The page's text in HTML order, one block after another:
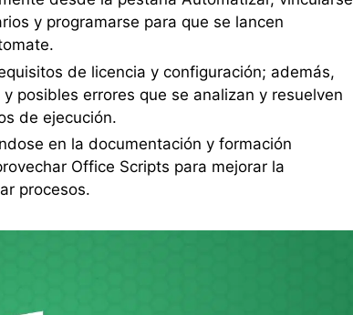
y programarse para que se lancen
de licencia y configuración; además,
posibles errores que se analizan y resuelven
de ejecución.
en la documentación y formación
Office Scripts para mejorar la
procesos.